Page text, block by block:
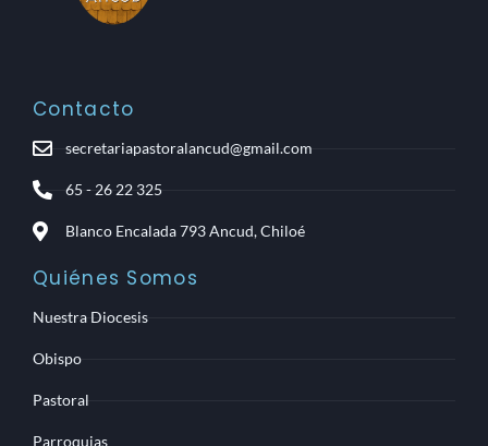
Contacto
secretariapastoralancud@gmail.com
65 - 26 22 325
Blanco Encalada 793 Ancud, Chiloé
Quiénes Somos
Nuestra Diocesis
Obispo
Pastoral
Parroquias